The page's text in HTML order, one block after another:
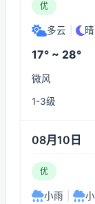
优
多云 晴
17° ~ 28°
微风
1-3级
08月10日
优
小雨